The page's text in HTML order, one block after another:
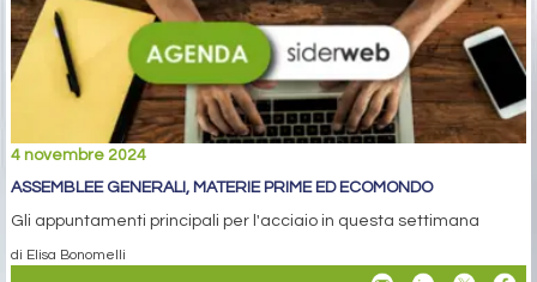
4 novembre 2024
ASSEMBLEE GENERALI, MATERIE PRIME ED ECOMONDO
Gli appuntamenti principali per l'acciaio in questa settimana
di Elisa Bonomelli